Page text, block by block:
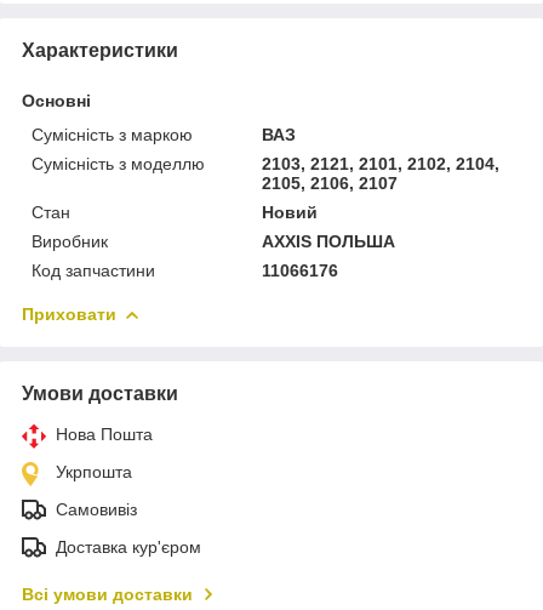
Характеристики
Основні
Сумісність з маркою
ВАЗ
Сумісність з моделлю
2103, 2121, 2101, 2102, 2104,
2105, 2106, 2107
Стан
Новий
Виробник
AXXIS ПОЛЬША
Код запчастини
11066176
Приховати
Умови доставки
Нова Пошта
Укрпошта
Самовивіз
Доставка кур'єром
Всі умови доставки